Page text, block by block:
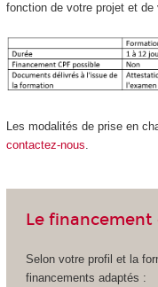
fonction de votre projet et de
Les modalités de prise en
contactez-nous.
Le
Selon votre profil et la
financements adaptés :